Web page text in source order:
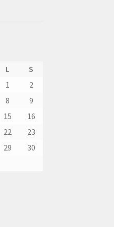
L
S
1
2
8
9
15
16
22
23
29
30